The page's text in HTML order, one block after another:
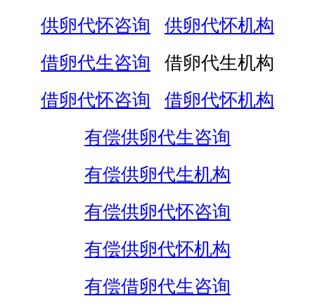
供卵代怀咨询
供卵代怀机构
借卵代生咨询
借卵代生机构
借卵代怀咨询
借卵代怀机构
有偿供卵代生咨询
有偿供卵代生机构
有偿供卵代怀咨询
有偿供卵代怀机构
有偿借卵代生咨询